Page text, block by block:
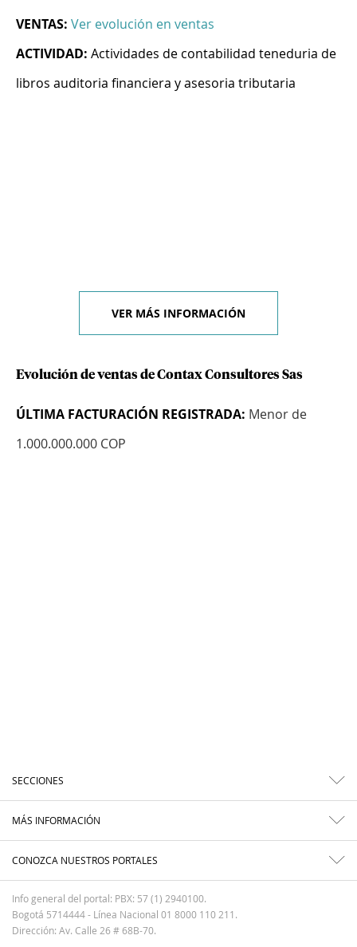
VENTAS: Ver evolución en ventas
ACTIVIDAD: Actividades de contabilidad teneduria de
libros auditoria financiera y asesoria tributaria
VER MÁS INFORMACIÓN
Evolución de ventas de Contax Consultores Sas
ÚLTIMA FACTURACIÓN REGISTRADA: Menor de
1.000.000.000 COP
SECCIONES
MÁS INFORMACIÓN
CONOZCA NUESTROS PORTALES
Info general del portal: PBX: 57 (1) 2940100.
Bogotá 5714444 - Línea Nacional 01 8000 110 211.
Dirección: Av. Calle 26 # 68B-70.